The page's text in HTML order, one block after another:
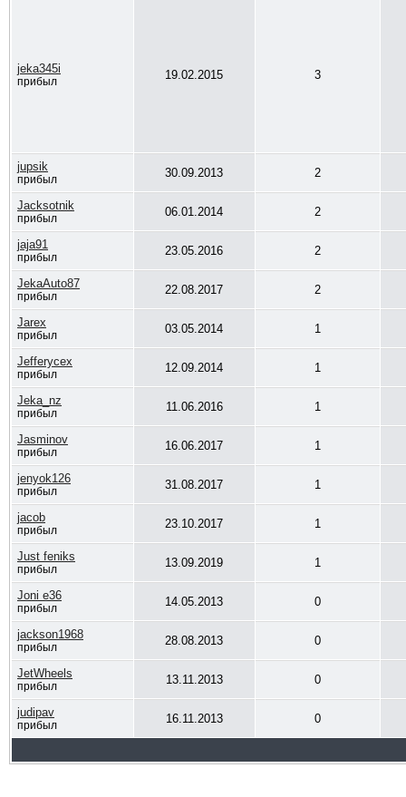
jeka345i
прибыл 19.02.2015 3
jupsik
прибыл 30.09.2013 2
Jacksotnik
прибыл 06.01.2014 2
jaja91
прибыл 23.05.2016 2
JekaAuto87
прибыл 22.08.2017 2
Jarex
прибыл 03.05.2014 1
Jefferycex
прибыл 12.09.2014 1
Jeka_nz
прибыл 11.06.2016 1
Jasminov
прибыл 16.06.2017 1
jenyok126
прибыл 31.08.2017 1
jacob
прибыл 23.10.2017 1
Just feniks
прибыл 13.09.2019 1
Joni e36
прибыл 14.05.2013 0
jackson1968
прибыл 28.08.2013 0
JetWheels
прибыл 13.11.2013 0
judipav
прибыл 16.11.2013 0